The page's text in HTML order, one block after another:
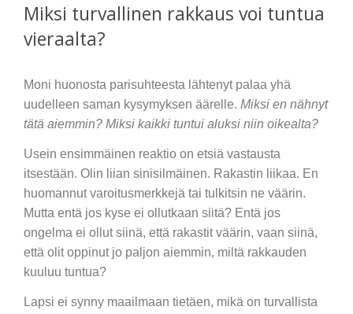
Miksi turvallinen rakkaus voi tuntua
vieraalta?
Moni huonosta parisuhteesta lähtenyt palaa yhä
uudelleen saman kysymyksen äärelle. Miksi en nähnyt
tätä aiemmin? Miksi kaikki tuntui aluksi niin oikealta?
Usein ensimmäinen reaktio on etsiä vastausta
itsestään. Olin liian sinisilmäinen. Rakastin liikaa. En
huomannut varoitusmerkkejä tai tulkitsin ne väärin.
Mutta entä jos kyse ei ollutkaan siitä? Entä jos
ongelma ei ollut siinä, että rakastit väärin, vaan siinä,
että olit oppinut jo paljon aiemmin, miltä rakkauden
kuuluu tuntua?
Lapsi ei synny maailmaan tietäen, mikä on turvallista